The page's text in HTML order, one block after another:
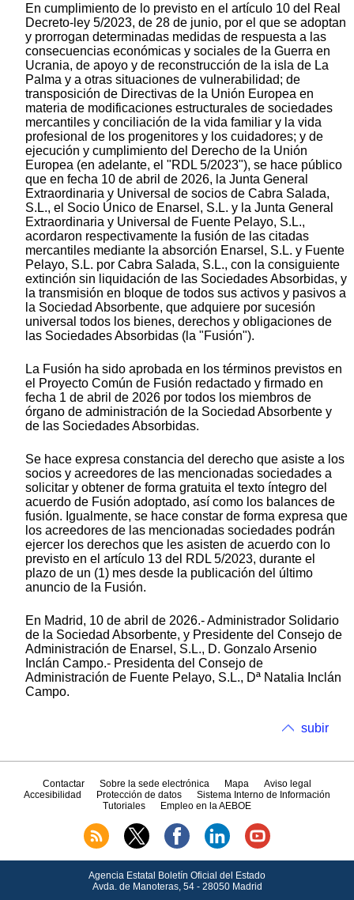
En cumplimiento de lo previsto en el artículo 10 del Real
Decreto-ley 5/2023, de 28 de junio, por el que se adoptan
y prorrogan determinadas medidas de respuesta a las
consecuencias económicas y sociales de la Guerra en
Ucrania, de apoyo y de reconstrucción de la isla de La
Palma y a otras situaciones de vulnerabilidad; de
transposición de Directivas de la Unión Europea en
materia de modificaciones estructurales de sociedades
mercantiles y conciliación de la vida familiar y la vida
profesional de los progenitores y los cuidadores; y de
ejecución y cumplimiento del Derecho de la Unión
Europea (en adelante, el "RDL 5/2023"), se hace público
que en fecha 10 de abril de 2026, la Junta General
Extraordinaria y Universal de socios de Cabra Salada,
S.L., el Socio Único de Enarsel, S.L. y la Junta General
Extraordinaria y Universal de Fuente Pelayo, S.L.,
acordaron respectivamente la fusión de las citadas
mercantiles mediante la absorción Enarsel, S.L. y Fuente
Pelayo, S.L. por Cabra Salada, S.L., con la consiguiente
extinción sin liquidación de las Sociedades Absorbidas, y
la transmisión en bloque de todos sus activos y pasivos a
la Sociedad Absorbente, que adquiere por sucesión
universal todos los bienes, derechos y obligaciones de
las Sociedades Absorbidas (la "Fusión").
La Fusión ha sido aprobada en los términos previstos en
el Proyecto Común de Fusión redactado y firmado en
fecha 1 de abril de 2026 por todos los miembros de
órgano de administración de la Sociedad Absorbente y
de las Sociedades Absorbidas.
Se hace expresa constancia del derecho que asiste a los
socios y acreedores de las mencionadas sociedades a
solicitar y obtener de forma gratuita el texto íntegro del
acuerdo de Fusión adoptado, así como los balances de
fusión. Igualmente, se hace constar de forma expresa que
los acreedores de las mencionadas sociedades podrán
ejercer los derechos que les asisten de acuerdo con lo
previsto en el artículo 13 del RDL 5/2023, durante el
plazo de un (1) mes desde la publicación del último
anuncio de la Fusión.
En Madrid, 10 de abril de 2026.- Administrador Solidario
de la Sociedad Absorbente, y Presidente del Consejo de
Administración de Enarsel, S.L., D. Gonzalo Arsenio
Inclán Campo.- Presidenta del Consejo de
Administración de Fuente Pelayo, S.L., Dª Natalia Inclán
Campo.
subir
Contactar Sobre la sede electrónica Mapa
Aviso legal
Accesibilidad
Protección de datos
Sistema Interno de Información
Tutoriales
Empleo en la AEBOE
Agencia Estatal Boletín Oficial del Estado
Avda. de Manoteras, 54 - 28050 Madrid